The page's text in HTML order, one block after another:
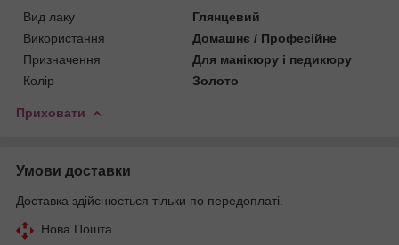
Вид лаку
Глянцевий
Використання
Домашнє / Професійне
Призначення
Для манікюру і педикюру
Колір
Золото
Приховати
Умови доставки
Доставка здійснюється тільки по передоплаті.
Нова Пошта